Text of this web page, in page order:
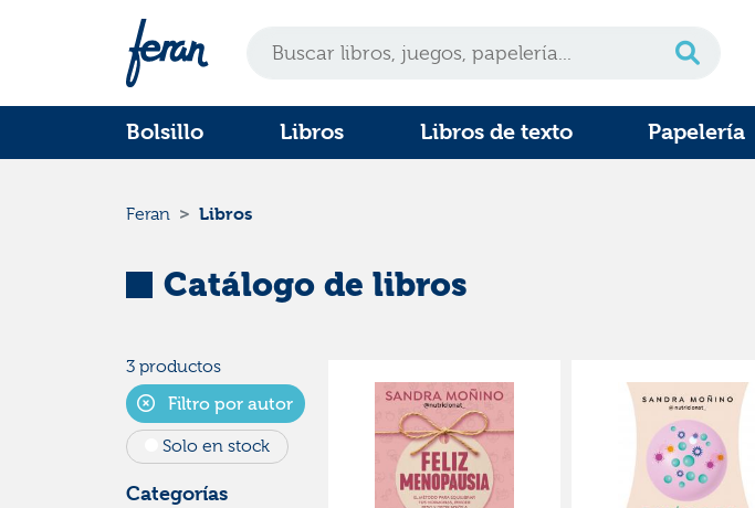
Bolsillo Libros Libros de texto Papelería
Feran Libros
Catálogo de libros
3 productos
Filtro por autor
Solo en stock
Categorías